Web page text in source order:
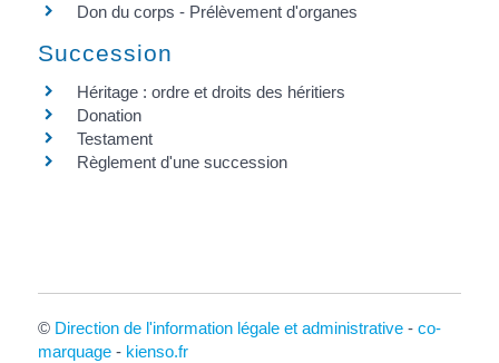
Don du corps - Prélèvement d'organes
Succession
Héritage : ordre et droits des héritiers
Donation
Testament
Règlement d'une succession
© Direction de l'information légale et administrative- co-
marquage- kienso.fr